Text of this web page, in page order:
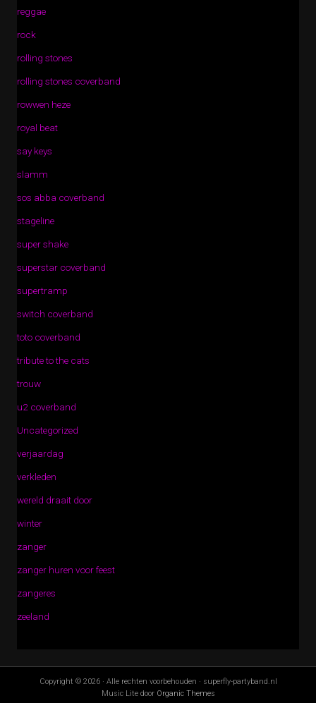
reggae
rock
rolling stones
rolling stones coverband
rowwen heze
royal beat
say keys
slamm
sos abba coverband
stageline
super shake
superstar coverband
supertramp
switch coverband
toto coverband
tribute to the cats
trouw
u2 coverband
Uncategorized
verjaardag
verkleden
wereld draait door
winter
zanger
zanger huren voor feest
zangeres
zeeland
Copyright © 2026 · Alle rechten voorbehouden · superfly-partyband.nl
Music Lite door Organic Themes